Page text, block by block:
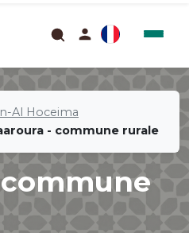
Al Hoceima
- commune rurale